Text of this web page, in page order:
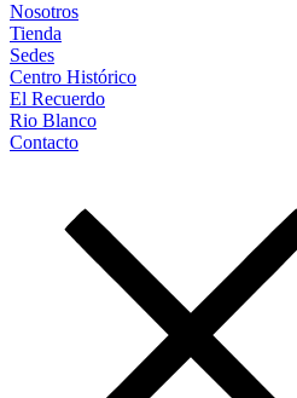
Nosotros
Tienda
Sedes
Centro Histórico
El Recuerdo
Rio Blanco
Contacto